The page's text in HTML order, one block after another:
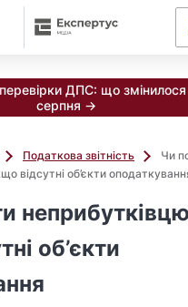
ДПС: що змінилося
серпня →
Податкова звітність
Чи
відсутні об’єкти
неприбутківцю
об’єкти